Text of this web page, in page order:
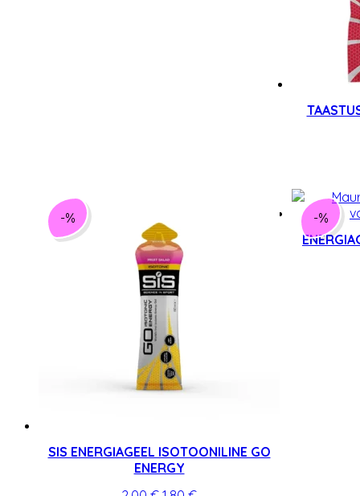
-%
SIS ENERGIAGEEL ISOTOONILINE GO
ENERGY
-%